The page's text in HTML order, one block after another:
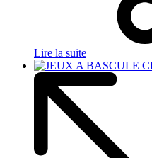
Lire la suite